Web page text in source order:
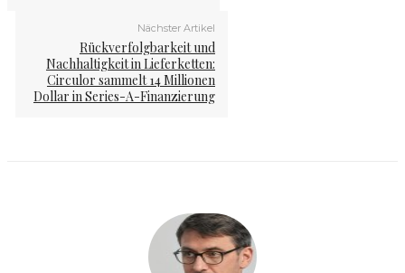
Nächster Artikel
Rückverfolgbarkeit und
Nachhaltigkeit in Lieferketten:
Circulor sammelt 14 Millionen
Dollar in Series-A-Finanzierung